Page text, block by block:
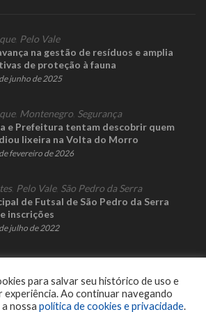
, Pelo Vale
na gestão de resíduos e amplia
de proteção à fauna
junho de 2025
, Montenegro Segurança
e Prefeitura tentam descobrir quem
lixeira na Volta do Morro
fevereiro de 2026
, Pelo Vale, São Pedro da Serra
de Futsal de São Pedro da Serra
inscrições
julho de 2022
para salvar seu histórico de uso e
experiência. Ao continuar navegando
nossa política de cookies e privacidade.